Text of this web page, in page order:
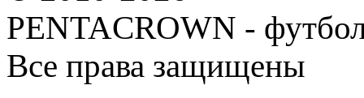
PENTACROWN -
Все права защищены